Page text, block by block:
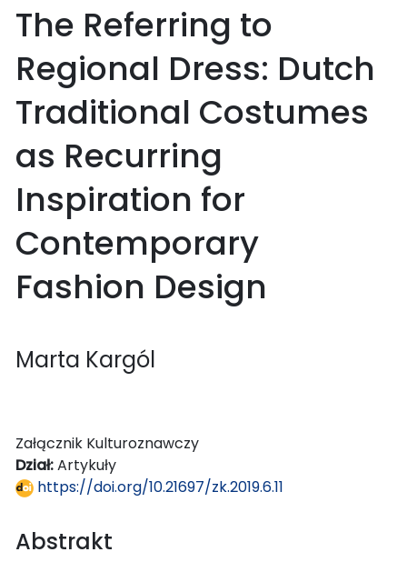
The Referring to
Regional Dress: Dutch
Traditional Costumes
as Recurring
Inspiration for
Contemporary
Fashion Design
Marta Kargól
Załącznik Kulturoznawczy
Dział:Artykuły
https://doi.org/10.21697/zk.2019.6.11
Abstrakt